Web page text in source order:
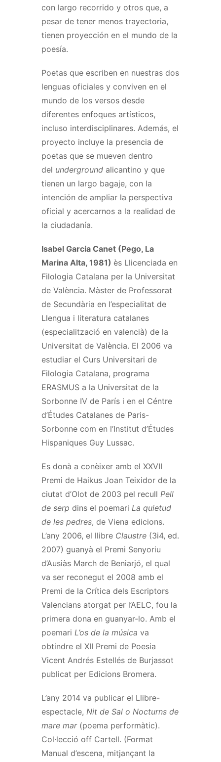
con largo recorrido y otros que, a
pesar de tener menos trayectoria,
tienen proyección en el mundo de la
poesía.
Poetas que escriben en nuestras dos
lenguas oficiales y conviven en el
mundo de los versos desde
diferentes enfoques artísticos,
incluso interdisciplinares. Además, el
proyecto incluye la presencia de
poetas que se mueven dentro
del underground alicantino y que
tienen un largo bagaje, con la
intención de ampliar la perspectiva
oficial y acercarnos a la realidad de
la ciudadanía.
Isabel Garcia Canet (Pego, La
Marina Alta, 1981) ès Llicenciada en
Filologia Catalana per la Universitat
de València. Màster de Professorat
de Secundària en l’especialitat de
Llengua i literatura catalanes
(especialització en valencià) de la
Universitat de València. El 2006 va
estudiar el Curs Universitari de
Filologia Catalana, programa
ERASMUS a la Universitat de la
Sorbonne IV de París i en el Céntre
d’Études Catalanes de Paris-
Sorbonne com en l’Institut d’Études
Hispaniques Guy Lussac.
Es donà a conèixer amb el XXVII
Premi de Haikus Joan Teixidor de la
ciutat d’Olot de 2003 pel recull Pell
de serp dins el poemari La quietud
de les pedres, de Viena edicions.
L’any 2006, el llibre Claustre (3i4, ed.
2007) guanyà el Premi Senyoriu
d’Ausiàs March de Beniarjó, el qual
va ser reconegut el 2008 amb el
Premi de la Crítica dels Escriptors
Valencians atorgat per l’AELC, fou la
primera dona en guanyar-lo. Amb el
poemari L’os de la música va
obtindre el XII Premi de Poesia
Vicent Andrés Estellés de Burjassot
publicat per Edicions Bromera.
L’any 2014 va publicar el Llibre-
espectacle, Nit de Sal o Nocturns de
mare mar(poema performàtic).
Col·lecció off Cartell. (Format
Manual d’escena, mitjançant la